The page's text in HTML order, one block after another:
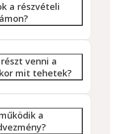
a részvételi
venni a
mit tehetek?
a